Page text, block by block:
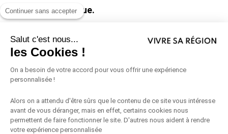
Continuer sans accepter
Salut c'est nous...
les Cookies !
On a besoin de votre accord pour vous offrir une expérience
personnalisée !
Alors on a attendu d'être sûrs que le contenu de ce site vous intéresse
avant de vous déranger, mais en effet, certains cookies nous
permettent de faire fonctionner le site. D'autres nous aident à rendre
votre expérience personnalisée
à unegarrigue.
Auteur de cet article